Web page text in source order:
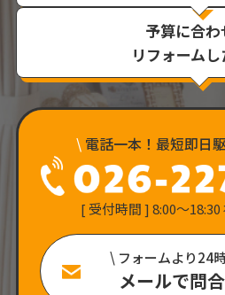
予算に合わ
リフォームし
\ 電話一本！最短即日
[ 受付時間 ] 8:00〜18:30
\ フォームより24
メールで問